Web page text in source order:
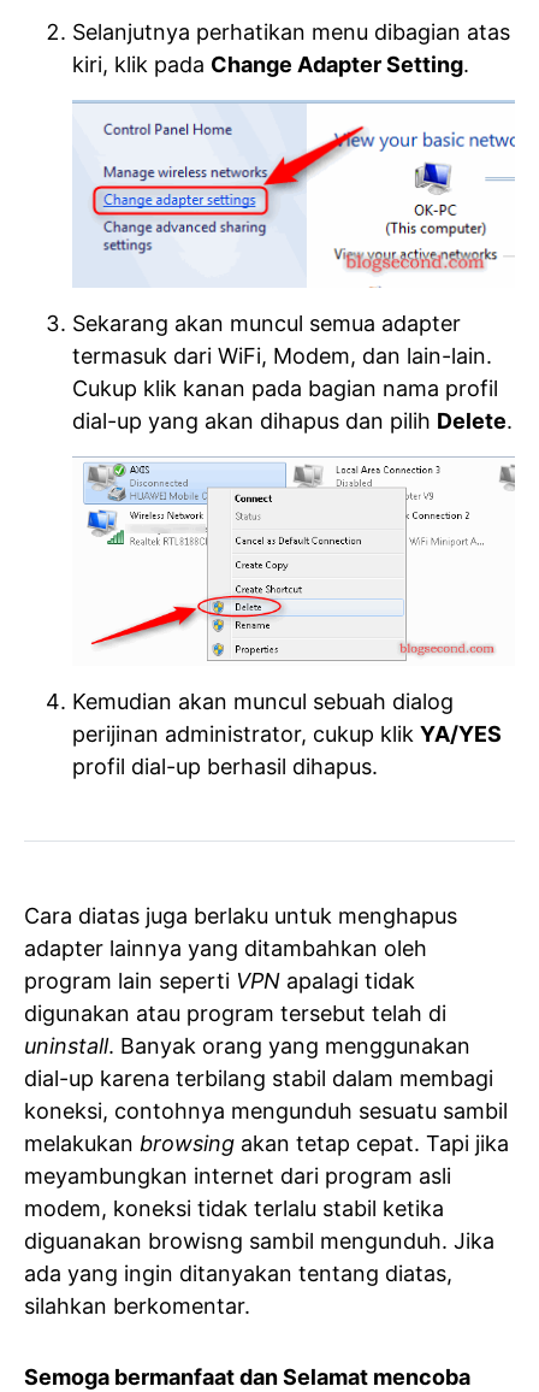
Selanjutnya perhatikan menu dibagian atas
kiri, klik pada Change Adapter Setting.
Sekarang akan muncul semua adapter
termasuk dari WiFi, Modem, dan lain-lain.
Cukup klik kanan pada bagian nama profil
dial-up yang akan dihapus dan pilih Delete.
Kemudian akan muncul sebuah dialog
perijinan administrator, cukup klik YA/YES
profil dial-up berhasil dihapus.
Cara diatas juga berlaku untuk menghapus
adapter lainnya yang ditambahkan oleh
program lain seperti VPN apalagi tidak
digunakan atau program tersebut telah di
uninstall. Banyak orang yang menggunakan
dial-up karena terbilang stabil dalam membagi
koneksi, contohnya mengunduh sesuatu sambil
melakukan browsing akan tetap cepat. Tapi jika
meyambungkan internet dari program asli
modem, koneksi tidak terlalu stabil ketika
diguanakan browisng sambil mengunduh. Jika
ada yang ingin ditanyakan tentang diatas,
silahkan berkomentar.
Semoga bermanfaat dan Selamat mencoba